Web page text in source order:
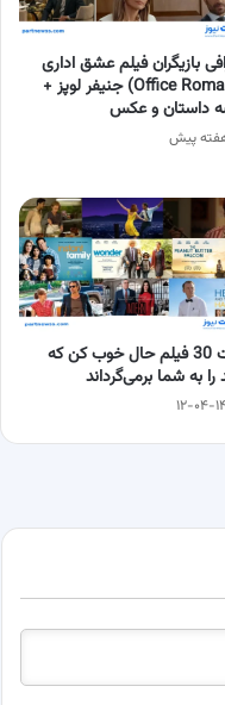
بازیگران فیلم عشق اداری
(Office Romance) جنیفر لوپز +
داستان و عکس
لیست 30 فیلم حال خوب کن که
را به شما برمی‌گرداند
۱۴۰۵